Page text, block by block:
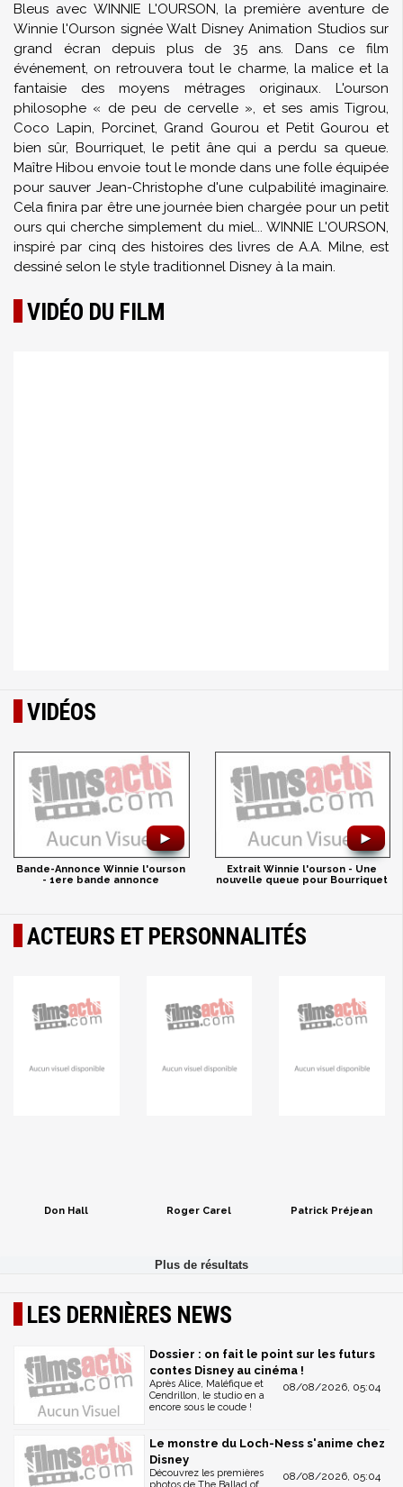
Bleus avec WINNIE L'OURSON, la première aventure de
Winnie l'Ourson signée Walt Disney Animation Studios sur
grand écran depuis plus de 35 ans. Dans ce film
événement, on retrouvera tout le charme, la malice et la
fantaisie des moyens métrages originaux. L'ourson
philosophe « de peu de cervelle », et ses amis Tigrou,
Coco Lapin, Porcinet, Grand Gourou et Petit Gourou et
bien sûr, Bourriquet, le petit âne qui a perdu sa queue.
Maître Hibou envoie tout le monde dans une folle équipée
pour sauver Jean-Christophe d'une culpabilité imaginaire.
Cela finira par être une journée bien chargée pour un petit
ours qui cherche simplement du miel... WINNIE L'OURSON,
inspiré par cinq des histoires des livres de A.A. Milne, est
dessiné selon le style traditionnel Disney à la main.
VIDÉO DU FILM
VIDÉOS
►
Bande-Annonce Winnie l'ourson
- 1ere bande annonce
►
Extrait Winnie l'ourson - Une
nouvelle queue pour Bourriquet
ACTEURS ET PERSONNALITÉS
Don Hall Roger Carel Patrick Préjean
LES DERNIÈRES NEWS
Dossier : on fait le point sur les futurs
contes Disney au cinéma !
08/08/2026, 05:04
Après Alice, Maléfique et
Cendrillon, le studio en a
encore sous le coude !
Le monstre du Loch-Ness s'anime chez
Disney
08/08/2026, 05:04
Découvrez les premières
photos de The Ballad of